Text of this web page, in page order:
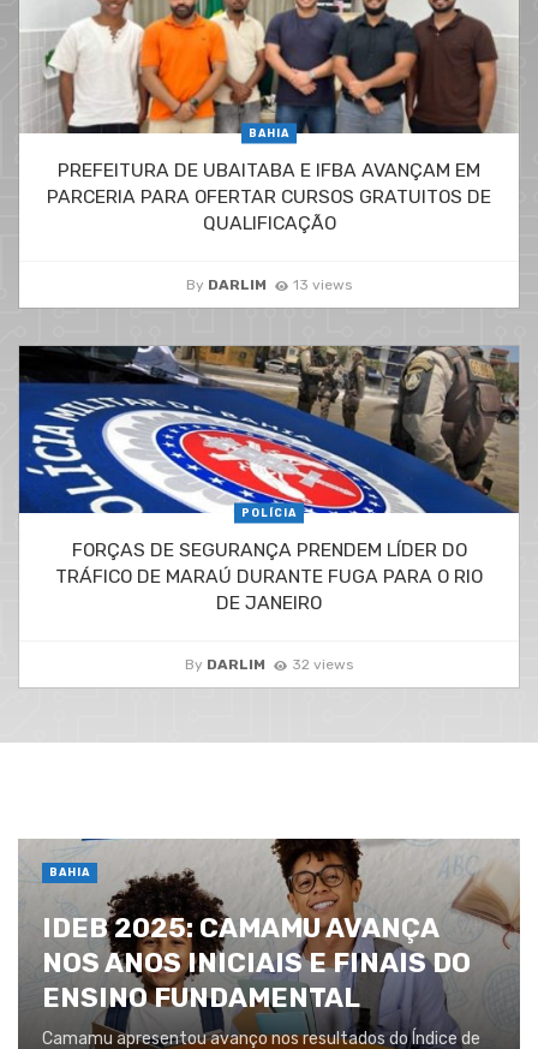
BAHIA
PREFEITURA DE UBAITABA E IFBA AVANÇAM EM
PARCERIA PARA OFERTAR CURSOS GRATUITOS DE
QUALIFICAÇÃO
By DARLIM 13 views
POLÍCIA
FORÇAS DE SEGURANÇA PRENDEM LÍDER DO
TRÁFICO DE MARAÚ DURANTE FUGA PARA O RIO
DE JANEIRO
By DARLIM 32 views
IDEB 2025: CAMAMU AVANÇA
NOS ANOS INICIAIS E FINAIS DO
ENSINO FUNDAMENTAL
Camamu apresentou avanço nos resultados do Índice de
BAHIA